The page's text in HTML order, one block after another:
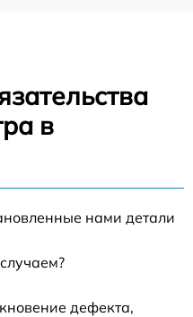
в
нами детали
дефекта,